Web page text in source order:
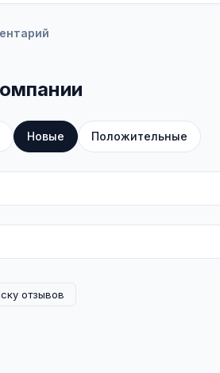
Новые Положительные
отзывов